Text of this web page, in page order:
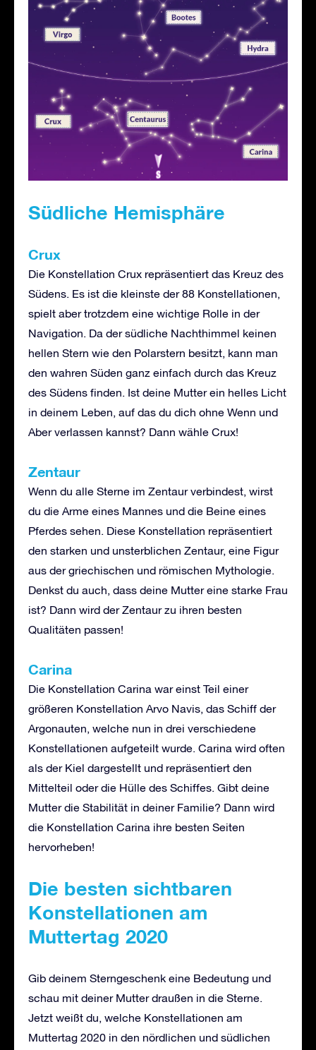
Südliche Hemisphäre
Crux
Die Konstellation Crux repräsentiert das Kreuz des
Südens. Es ist die kleinste der 88 Konstellationen,
spielt aber trotzdem eine wichtige Rolle in der
Navigation. Da der südliche Nachthimmel keinen
hellen Stern wie den Polarstern besitzt, kann man
den wahren Süden ganz einfach durch das Kreuz
des Südens finden. Ist deine Mutter ein helles Licht
in deinem Leben, auf das du dich ohne Wenn und
Aber verlassen kannst? Dann wähle Crux!
Zentaur
Wenn du alle Sterne im Zentaur verbindest, wirst
du die Arme eines Mannes und die Beine eines
Pferdes sehen. Diese Konstellation repräsentiert
den starken und unsterblichen Zentaur, eine Figur
aus der griechischen und römischen Mythologie.
Denkst du auch, dass deine Mutter eine starke Frau
ist? Dann wird der Zentaur zu ihren besten
Qualitäten passen!
Carina
Die Konstellation Carina war einst Teil einer
größeren Konstellation Arvo Navis, das Schiff der
Argonauten, welche nun in drei verschiedene
Konstellationen aufgeteilt wurde. Carina wird often
als der Kiel dargestellt und repräsentiert den
Mittelteil oder die Hülle des Schiffes. Gibt deine
Mutter die Stabilität in deiner Familie? Dann wird
die Konstellation Carina ihre besten Seiten
hervorheben!
Die besten sichtbaren
Konstellationen am
Muttertag 2020
Gib deinem Sterngeschenk eine Bedeutung und
schau mit deiner Mutter draußen in die Sterne.
Jetzt weißt du, welche Konstellationen am
Muttertag 2020 in den nördlichen und südlichen